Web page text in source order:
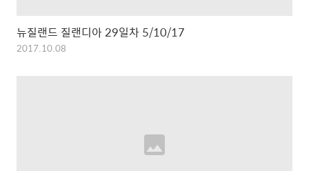
뉴질랜드 질랜디아 29일차 5/10/17
2017.10.08